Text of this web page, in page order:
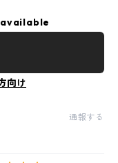
向け
通報する